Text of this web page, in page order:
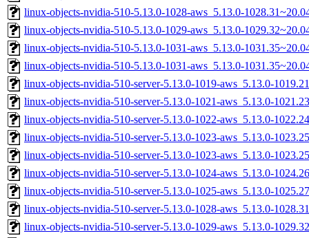
linux-objects-nvidia-510-5.13.0-1028-aws_5.13.0-
linux-objects-nvidia-510-5.13.0-1029-aws_5.13.0-
linux-objects-nvidia-510-5.13.0-1031-aws_5.13.0-
linux-objects-nvidia-510-5.13.0-1031-aws_5.13.0-
linux-objects-nvidia-510-server-5.13.0-1019-aws_5.13.0-
linux-objects-nvidia-510-server-5.13.0-1021-aws_5.13.0-
linux-objects-nvidia-510-server-5.13.0-1022-aws_5.13.0-
linux-objects-nvidia-510-server-5.13.0-1023-aws_5.13.0-
linux-objects-nvidia-510-server-5.13.0-1023-aws_5.13.0-
linux-objects-nvidia-510-server-5.13.0-1024-aws_5.13.0-
linux-objects-nvidia-510-server-5.13.0-1025-aws_5.13.0-
linux-objects-nvidia-510-server-5.13.0-1028-aws_5.13.0-
linux-objects-nvidia-510-server-5.13.0-1029-aws_5.13.0-